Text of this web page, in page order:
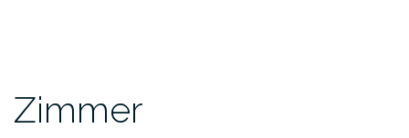
Zimmer